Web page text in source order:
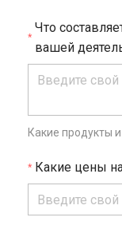
Что
вашей
Какие продукты
Какие цены